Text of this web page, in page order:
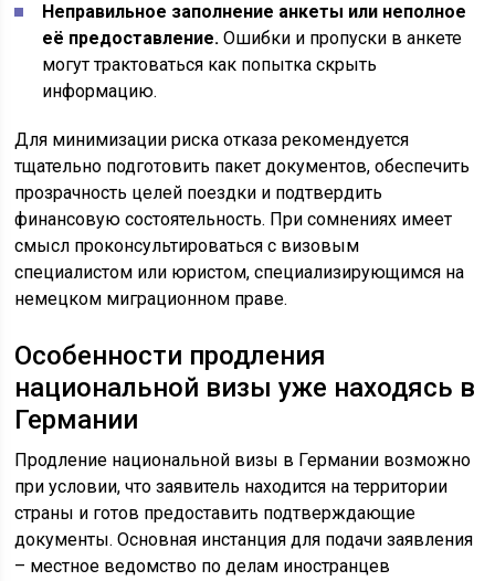
Неправильное заполнение анкеты или неполное
её предоставление. Ошибки и пропуски в анкете
могут трактоваться как попытка скрыть
информацию.
Для минимизации риска отказа рекомендуется
тщательно подготовить пакет документов, обеспечить
прозрачность целей поездки и подтвердить
финансовую состоятельность. При сомнениях имеет
смысл проконсультироваться с визовым
специалистом или юристом, специализирующимся на
немецком миграционном праве.
Особенности продления
национальной визы уже находясь в
Германии
Продление национальной визы в Германии возможно
при условии, что заявитель находится на территории
страны и готов предоставить подтверждающие
документы. Основная инстанция для подачи заявления
– местное ведомство по делам иностранцев